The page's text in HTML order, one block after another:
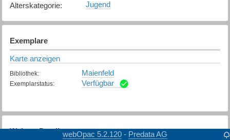
Alterskategorie: Jugend
Exemplare
Karte anzeigen
Bibliothek: Maienfeld
Exemplarstatus: Verfügbar
Weitere DetailswebOpac 5.2.120 - Predata AG